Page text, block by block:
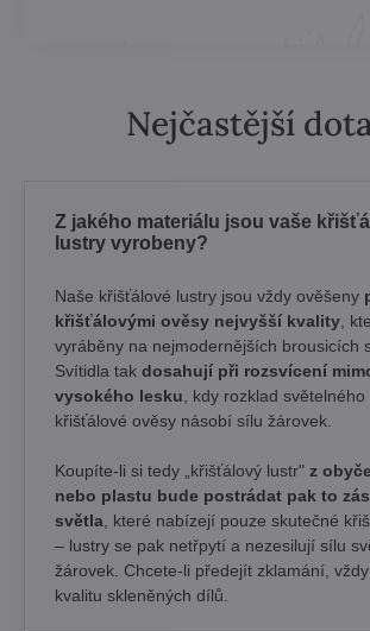
Nejčastější
Z jakého materiálu jsou vaše
lustry vyrobeny?
Naše křišťálové lustry jsou vždy ověšeny
křišťálovými ověsy nejvyšší kvality ,
vyráběny na nejmodernějších brousicích
Svítidla tak dosahují při rozsvícení
vysokého lesku , kdy rozklad
křišťálové ověsy násobí sílu žárovek. ​
Koupíte-li si tedy „křišťálový lustr" z
nebo plastu bude postrádat pak to
světla , které nabízejí pouze skutečné
– lustry se pak netřpytí a nezesilují sílu
žárovek. Chcete-li předejít zklamání,
kvalitu skleněných dílů.